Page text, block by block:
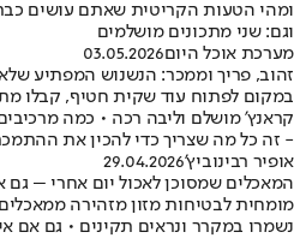
ומהי הטעות הקריטית שאתם עושים
וגם: שני מתכונים מושלמים
מערכת אוכל היום03.05.2026
זהוב, פריך וממכר: הנשנוש המפתיע
במקום לפתוח עוד שקית חטיף, קבלו
קראנץ' מושלם וליבה רכה • כמה מרכיבים
- זה כל מה שצריך כדי להכין את
אופיר רבינוביץ'29.04.2026
המאכלים שמסוכן לאכול יום אחרי –
מומחית לבטיחות מזון מזהירה
נשמרו במקרר ונראים תקינים • גם אם